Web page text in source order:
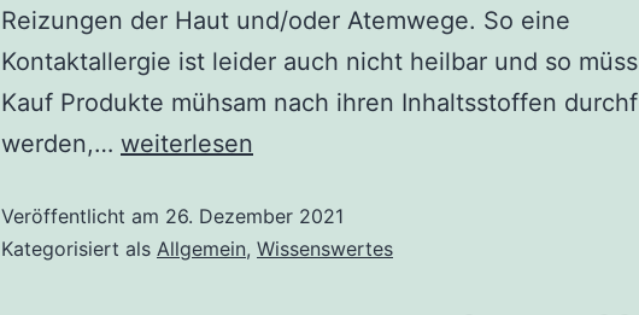
Reizungen der Haut und/oder Atemwege. So eine
Kontaktallergie ist leider auch nicht heilbar und so
Kauf Produkte mühsam nach ihren Inhaltsstoffen
werden,… Keine
in
unseren
weiterlesen
Veröffentlicht am 26. Dezember 2021
Kategorisiert als Allgemein, Wissenswertes